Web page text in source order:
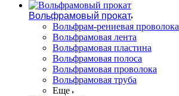
Вольфрамовый прокат
Вольфрам-рениевая проволока
Вольфрамовая лента
Вольфрамовая пластина
Вольфрамовая полоса
Вольфрамовая проволока
Вольфрамовая труба
Еще